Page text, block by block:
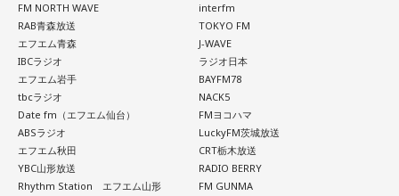
FM NORTH WAVE
RAB青森放送
エフエム青森
IBCラジオ
エフエム岩手
tbcラジオ
Date fm（エフエム仙台）
ABSラジオ
エフエム秋田
YBC山形放送
Rhythm Station エフエム山形
interfm
TOKYO FM
J-WAVE
ラジオ日本
BAYFM78
NACK5
FMヨコハマ
LuckyFM茨城放送
CRT栃木放送
RADIO BERRY
FM GUNMA